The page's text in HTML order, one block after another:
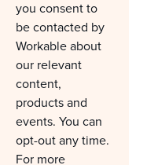
you consent to
be contacted by
Workable about
our relevant
content,
products and
events. You can
opt-out any time.
For more